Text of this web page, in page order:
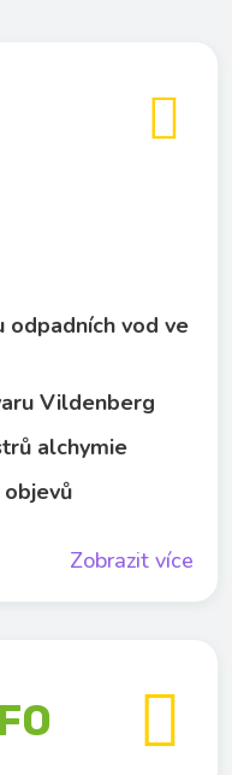
odpadních vod ve
Vildenberg
alchymie
Zobrazit více

